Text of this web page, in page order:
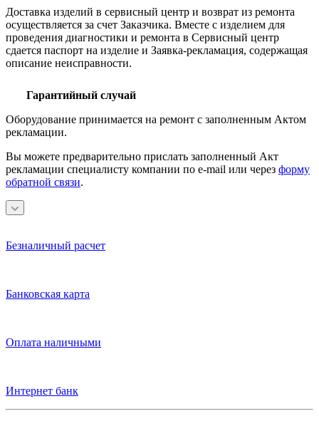
Доставка изделий в сервисный центр и возврат из ремонта
осуществляется за счет Заказчика. Вместе с изделием для
проведения диагностики и ремонта в Сервисный центр
сдается паспорт на изделие и Заявка-рекламация, содержащая
описание неисправности.
Гарантийный случай
Оборудование принимается на ремонт с заполненным Актом
рекламации.
Вы можете предварительно прислать заполненный Акт
рекламации специалисту компании по e-mail или через форму
обратной связи.
Безналичный расчет
Банковская карта
Оплата наличными
Интернет банк